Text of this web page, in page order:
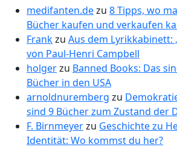
medifanten.dezu 8 Tipps, wo
Bücher kaufen und verkaufen
Frankzu Aus dem Lyrikkabinett:
von Paul-Henri Campbell
holgerzu Banned Books: Das
Bücher in den USA
arnoldnuremberg zu
sind 9 Bücher zum Zustand der
F. Birnmeyerzu Geschichte zu
Identität: Wo kommst du her?